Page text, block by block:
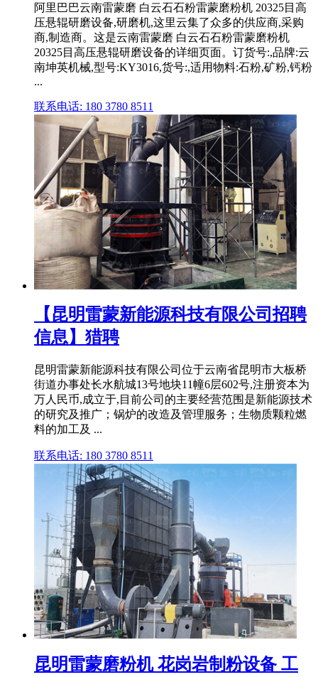
阿里巴巴云南雷蒙磨 白云石石粉雷蒙磨粉机 20325目高
压悬辊研磨设备,研磨机,这里云集了众多的供应商,采购
商,制造商。这是云南雷蒙磨 白云石石粉雷蒙磨粉机
20325目高压悬辊研磨设备的详细页面。订货号:,品牌:云
南坤英机械,型号:KY3016,货号:,适用物料:石粉,矿粉,钙粉
...
联系电话: 180 3780 8511
【昆明雷蒙新能源科技有限公司招聘
信息】猎聘
昆明雷蒙新能源科技有限公司位于云南省昆明市大板桥
街道办事处长水航城13号地块11幢6层602号,注册资本为
万人民币,成立于,目前公司的主要经营范围是新能源技术
的研究及推广；锅炉的改造及管理服务；生物质颗粒燃
料的加工及 ...
联系电话: 180 3780 8511
昆明雷蒙磨粉机 花岗岩制粉设备 工